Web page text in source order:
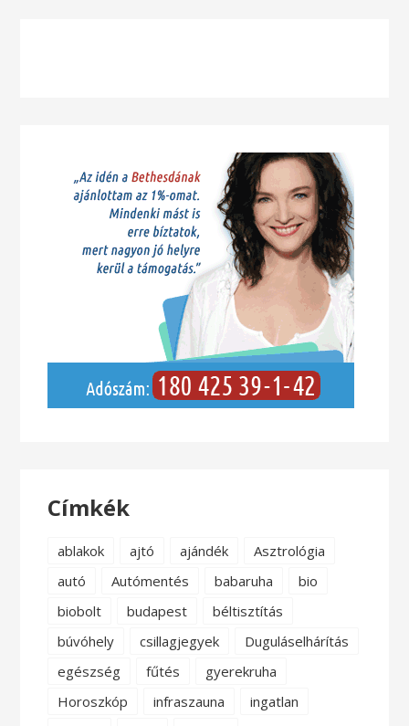
Címkék
ablakok ajtó ajándék
Asztrológia
autó
Autómentés babaruha
bio
biobolt
budapest
béltisztítás
búvóhely
csillagjegyek
Duguláselhárítás
egészség
fűtés
gyerekruha
Horoszkóp
infraszauna
ingatlan